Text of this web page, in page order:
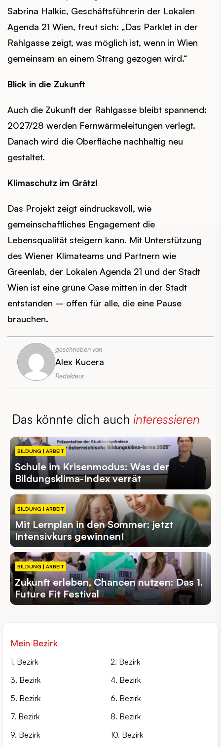
Sabrina Halkic, Geschäftsführerin der Lokalen
Agenda 21 Wien, freut sich: „Das Parklet in der
Rahlgasse zeigt, was möglich ist, wenn in Wien
gemeinsam an einem Strang gezogen wird.“
Blick in die Zukunft
Auch die Zukunft der Rahlgasse bleibt spannend:
2027/28 werden Fernwärmeleitungen verlegt.
Danach wird die Oberfläche nachhaltig neu
gestaltet.
Klimaschutz im Grätzl
Das Projekt zeigt eindrucksvoll, wie
gemeinschaftliches Engagement die
Lebensqualität steigern kann. Mit Unterstützung
des Wiener Klimateams und Partnern wie
Greenlab, der Lokalen Agenda 21 und der Stadt
Wien ist eine grüne Oase mitten in der Stadt
entstanden – offen für alle, die eine Pause
brauchen.
geschrieben von
Alex Kucera
Redakteur
Das könnte dich auch interessieren
BILDUNG | ARBEIT
Schule im Krisenmodus: Was der
Bildungsklima-Index verrät
BILDUNG | ARBEIT
Mit Lernplan in den Sommer: jetzt
Intensivkurs gewinnen!
BILDUNG | ARBEIT
Zukunft erleben, Chancen nutzen: Das 1.
Future Fit Festival
Mein Bezirk
1. Bezirk
2. Bezirk
3. Bezirk
4. Bezirk
5. Bezirk
6. Bezirk
7. Bezirk
8. Bezirk
9. Bezirk
10. Bezirk